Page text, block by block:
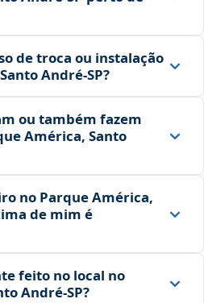
de troca ou instalação
André‑SP?
ou também fazem
América, Santo
no Parque América,
de mim é
feito no local no
André‑SP?